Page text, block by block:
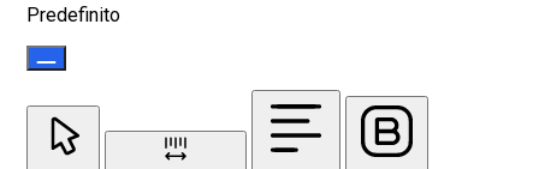
Predefinito